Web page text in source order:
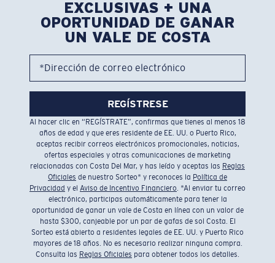
EXCLUSIVAS + UNA
OPORTUNIDAD DE GANAR
UN VALE DE COSTA
*Dirección de correo electrónico
REGÍSTRESE
Al hacer clic en “REGÍSTRATE”, confirmas que tienes al menos 18
años de edad y que eres residente de EE. UU. o Puerto Rico,
aceptas recibir correos electrónicos promocionales, noticias,
ofertas especiales y otras comunicaciones de marketing
relacionadas con Costa Del Mar, y has leído y aceptas las Reglas
Oficiales de nuestro Sorteo* y reconoces la Política de
Privacidad y el Aviso de Incentivo Financiero. *Al enviar tu correo
electrónico, participas automáticamente para tener la
oportunidad de ganar un vale de Costa en línea con un valor de
hasta $300, canjeable por un par de gafas de sol Costa. El
Sorteo está abierto a residentes legales de EE. UU. y Puerto Rico
mayores de 18 años. No es necesario realizar ninguna compra.
Consulta las Reglas Oficiales para obtener todos los detalles.